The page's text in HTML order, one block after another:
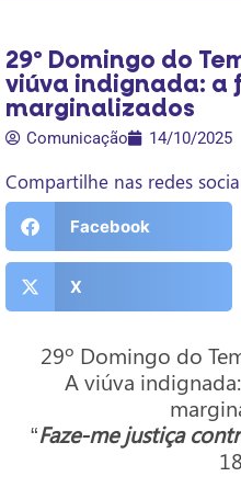
29º Domingo do
viúva indignada: a
marginalizados
Comunicação 14/10/2025
Compartilhe nas redes
Facebook
X
29º Domingo do
A viúva
“Faze-me justiça